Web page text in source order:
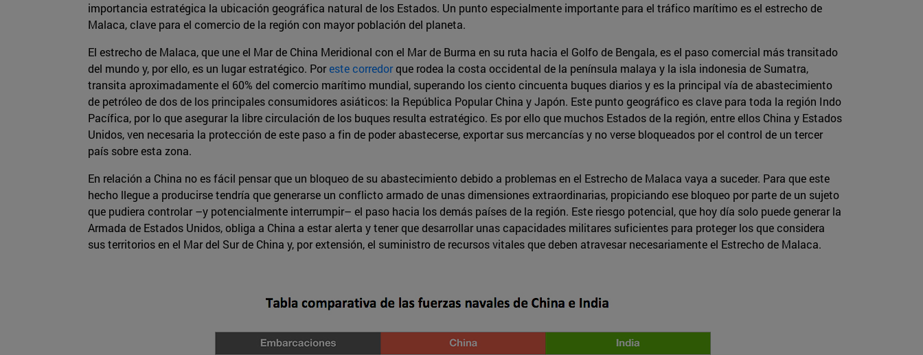
importancia estratégica la ubicación geográfica natural de los Estados. Un punto especialmente importante para el tráfico marítimo es el estrecho de
Malaca, clave para el comercio de la región con mayor población del planeta.
El estrecho de Malaca, que une el Mar de China Meridional con el Mar de Burma en su ruta hacia el Golfo de Bengala, es el paso comercial más transitado
del mundo y, por ello, es un lugar estratégico. Poreste corredorque rodea la costa occidental de la península malaya y la isla indonesia de Sumatra,
transita aproximadamente el 60% del comercio marítimo mundial, superando los ciento cincuenta buques diarios y es la principal vía de abastecimiento
de petróleo de dos de los principales consumidores asiáticos: la República Popular China y Japón. Este punto geográfico es clave para toda la región Indo
Pacífica, por lo que asegurar la libre circulación de los buques resulta estratégico. Es por ello que muchos Estados de la región, entre ellos China y Estados
Unidos, ven necesaria la protección de este paso a fin de poder abastecerse, exportar sus mercancías y no verse bloqueados por el control de un tercer
país sobre esta zona.
En relación a China no es fácil pensar que un bloqueo de su abastecimiento debido a problemas en el Estrecho de Malaca vaya a suceder. Para que este
hecho llegue a producirse tendría que generarse un conflicto armado de unas dimensiones extraordinarias, propiciando ese bloqueo por parte de un sujeto
que pudiera controlar –y potencialmente interrumpir– el paso hacia los demás países de la región. Este riesgo potencial, que hoy día solo puede generar la
Armada de Estados Unidos, obliga a China a estar alerta y tener que desarrollar unas capacidades militares suficientes para proteger los que considera
sus territorios en el Mar del Sur de China y, por extensión, el suministro de recursos vitales que deben atravesar necesariamente el Estrecho de Malaca.